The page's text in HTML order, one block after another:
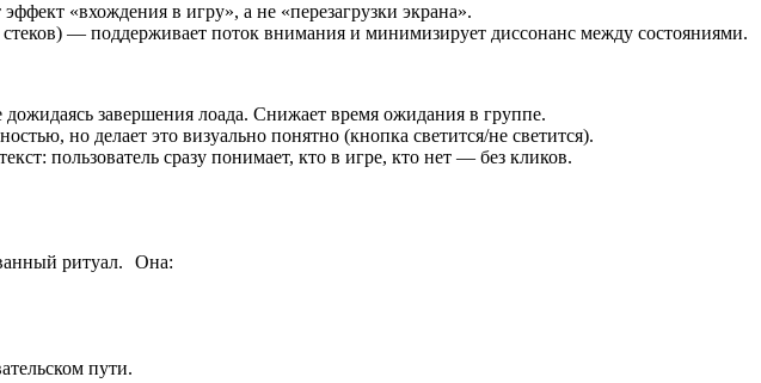
«вхождения в игру», а не «перезагрузки экрана».
— поддерживает поток внимания и минимизирует диссонанс между состояниями.
завершения лоада. Снижает время ожидания в группе.
но делает это визуально понятно (кнопка светится/не светится).
пользователь сразу понимает, кто в игре, кто нет — без кликов.
ритуал. Она:
пути.